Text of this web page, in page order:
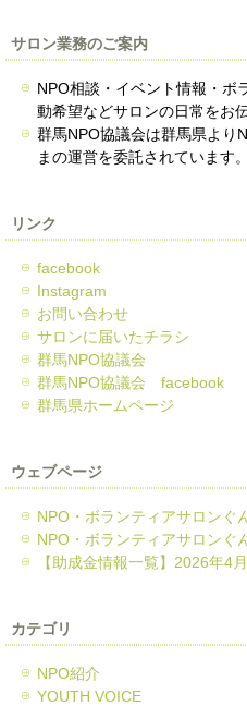
サロン業務のご案内
NPO相談・イベント情報・ボ
動希望などサロンの日常をお
群馬NPO協議会は群馬県より
まの運営を委託されています。
リンク
facebook
Instagram
お問い合わせ
サロンに届いたチラシ
群馬NPO協議会
群馬NPO協議会 facebook
群馬県ホームページ
ウェブページ
NPO・ボランティアサロンぐ
NPO・ボランティアサロン
【助成金情報一覧】2026年4
カテゴリ
NPO紹介
YOUTH VOICE